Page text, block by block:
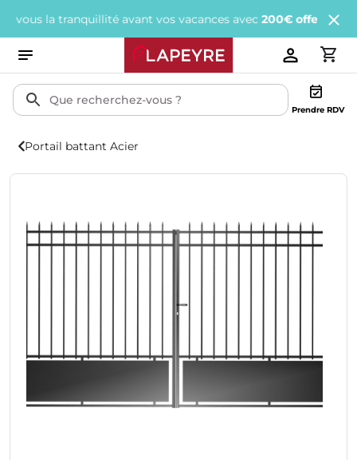
la tranquillité avant vos vacances avec200€ offertstous les 1
Prendre RDV
Portail battant Acier